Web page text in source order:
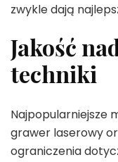
zwykle dają
Jakość
techniki
Najpopularniejsze
grawer laserowy
ograniczenia